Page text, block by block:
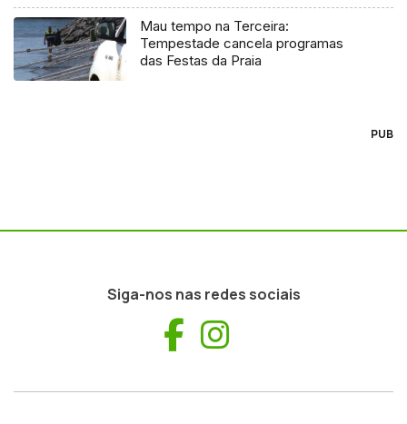
Mau tempo na Terceira:
Tempestade cancela programas
das Festas da Praia
PUB
Siga-nos nas redes sociais
Facebook